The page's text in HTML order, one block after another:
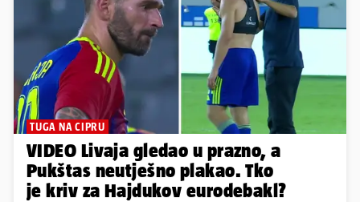
TUGA NA CIPRU
VIDEO Livaja gledao u prazno, a
Pukštas neutješno plakao. Tko
je kriv za Hajdukov eurodebakl?